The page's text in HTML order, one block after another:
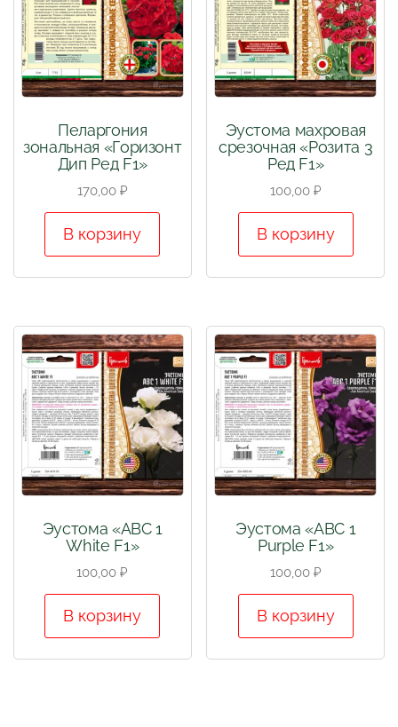
Пеларгония
зональная «Горизонт
Дип Ред F1»
170,00 ₽
В корзину
Эустома махровая
срезочная «Розита 3
Ред F1»
100,00 ₽
В корзину
Эустома «АВС 1
White F1»
100,00₽
В корзину
Эустома «АВС 1
Purple F1»
100,00 ₽
В корзину